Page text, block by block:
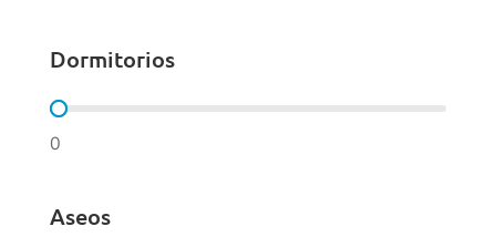
Dormitorios
Dormitorios
0
Aseos